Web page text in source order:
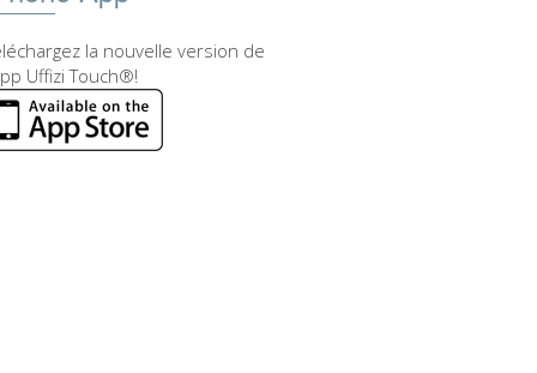
la nouvelle version de
Uffizi Touch®!